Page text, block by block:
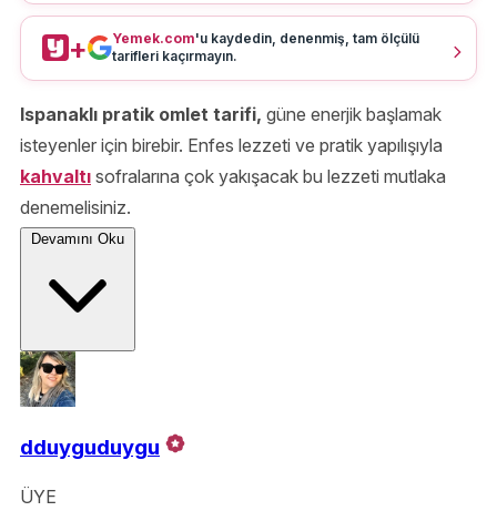
+ Yemek.com'u kaydedin, denenmiş, tam ölçülü
tarifleri kaçırmayın.
Ispanaklı pratik omlet tarifi, güne enerjik başlamak
isteyenler için birebir. Enfes lezzeti ve pratik yapılışıyla
kahvaltı sofralarına çok yakışacak bu lezzeti mutlaka
denemelisiniz.
Devamını Oku
dduyguduygu
ÜYE